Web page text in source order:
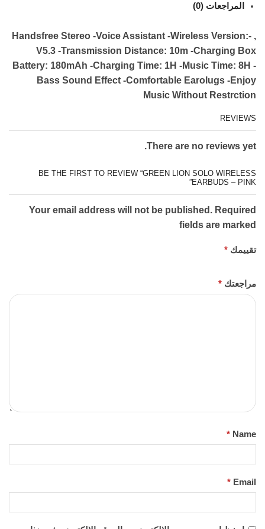
المراجعات (0)
, -Handsfree Stereo -Voice Assistant -Wireless Version:
V5.3 -Transmission Distance: 10m -Charging Box
Battery: 180mAh -Charging Time: 1H -Music Time: 8H -
Bass Sound Effect -Comfortable Earolugs -Enjoy
Music Without Restrction
REVIEWS
There are no reviews yet.
BE THE FIRST TO REVIEW “GREEN LION SOLO WIRELESS
EARBUDS – PINK”
Your email address will not be published. Required
fields are marked
تقييمك *
مراجعتك *
Name
*
Email
*